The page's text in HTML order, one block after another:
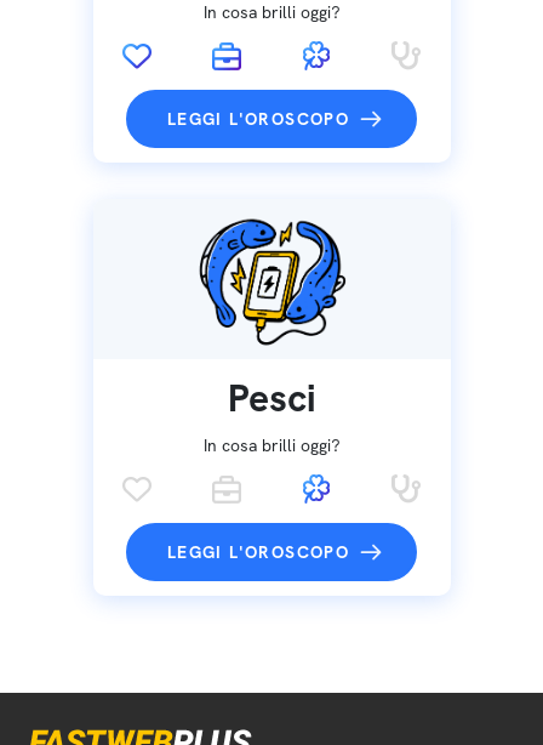
In cosa brilli oggi?
LEGGI L'OROSCOPO
Pesci
In cosa brilli oggi?
LEGGI L'OROSCOPO